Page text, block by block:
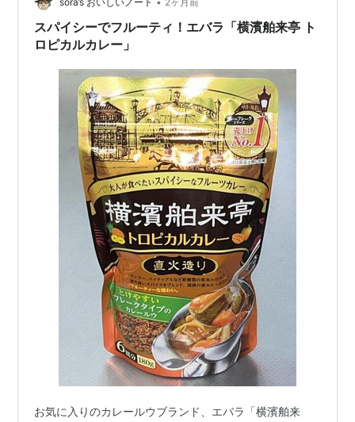
ビール6缶セット300名様にプレゼント🎁＼①
@_ebarafood…
スパイシーでフルーティ！エバラ「横濱舶来亭 ト
ロピカルカレー」
お気に入りのカレールウブランド、エバラ「横濱舶来